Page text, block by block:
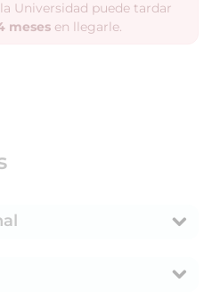
Universidad puede tardar
meses en llegarle.